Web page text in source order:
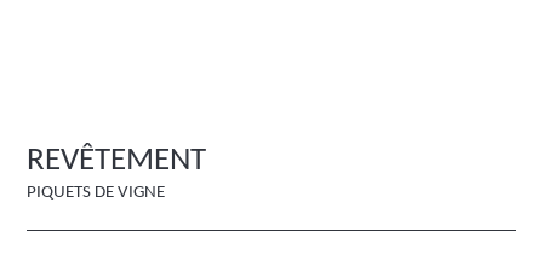
REVÊTEMENT
PIQUETS DE VIGNE